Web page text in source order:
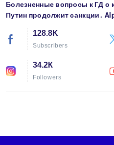
Болезненные вопросы к ГД о
Путин продолжит санкции․
128.8K
Subscribers
34.2К
Followers